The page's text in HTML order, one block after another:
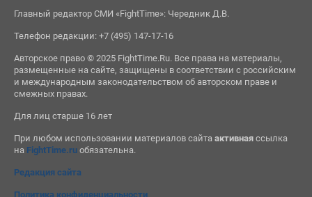
Главный редактор СМИ «FightTime»: Чередник Д.В.
Телефон редакции: +7 (495) 147-17-16
Авторское право © 2025 FightTime.Ru. Все права на материалы,
размещенные на сайте, защищены в соответствии с российским
и международным законодательством об авторском праве и
смежных правах.
Для лиц старше 16 лет
При любом использовании материалов сайта активнаяссылка
на FightTime.ruобязательна.
Редакция сайта
Политика конфиденциальности